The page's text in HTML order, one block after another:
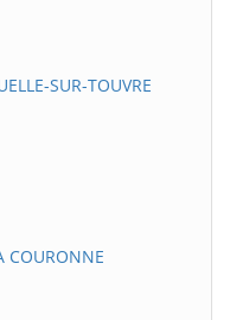
SUR-TOUVRE